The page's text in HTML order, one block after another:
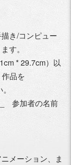
き/コンピュー
す。
* 29.7cm）以
品を
参加者の名前
メーション、ま